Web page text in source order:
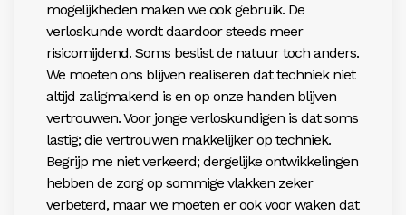
mogelijkheden maken we ook gebruik. De
verloskunde wordt daardoor steeds meer
risicomijdend. Soms beslist de natuur toch anders.
We moeten ons blijven realiseren dat techniek niet
altijd zaligmakend is en op onze handen blijven
vertrouwen. Voor jonge verloskundigen is dat soms
lastig; die vertrouwen makkelijker op techniek.
Begrijp me niet verkeerd; dergelijke ontwikkelingen
hebben de zorg op sommige vlakken zeker
verbeterd, maar we moeten er ook voor waken dat